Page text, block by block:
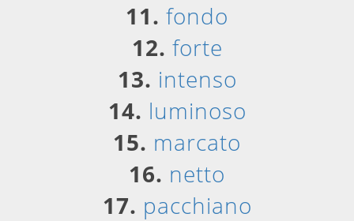
11. fondo
12. forte
13. intenso
14. luminoso
15. marcato
16. netto
17. pacchiano